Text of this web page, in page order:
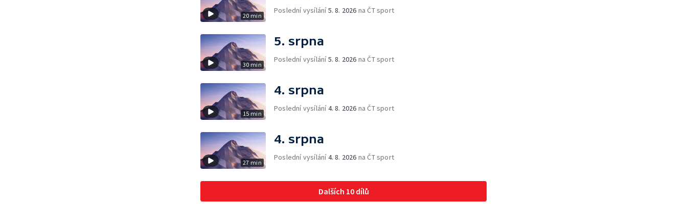
20 min
Poslední vysílání5. 8. 2026 na ČT sport
30 min
5. srpna
Poslední vysílání5. 8. 2026 na ČT sport
15 min
4. srpna
Poslední vysílání4. 8. 2026 na ČT sport
27 min
4. srpna
Poslední vysílání4. 8. 2026 na ČT sport
Dalších 10 dílů